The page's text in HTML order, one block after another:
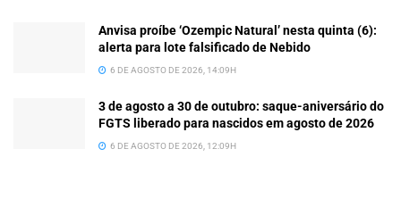
Anvisa proíbe ‘Ozempic Natural’ nesta quinta (6):
alerta para lote falsificado de Nebido
6 DE AGOSTO DE 2026, 14:09H
3 de agosto a 30 de outubro: saque-aniversário do
FGTS liberado para nascidos em agosto de 2026
6 DE AGOSTO DE 2026, 12:09H